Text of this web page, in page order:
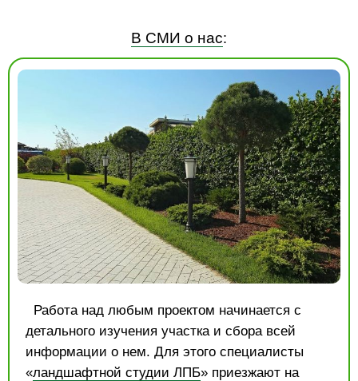
В СМИ о нас:
Работа над любым проектом начинается с
детального изучения участка и сбора всей
информации о нем. Для этого специалисты
«ландшафтной студии ЛПБ» приезжают на